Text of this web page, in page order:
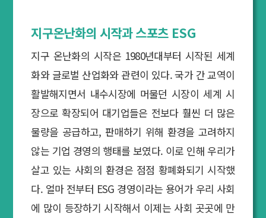
지구온난화의 시작과 스포츠 ESG
지구 온난화의 시작은 1980년대부터 시작된 세계
화와 글로벌 산업화와 관련이 있다. 국가 간 교역이
활발해지면서 내수시장에 머물던 시장이 세계 시
장으로 확장되어 대기업들은 전보다 훨씬 더 많은
물량을 공급하고, 판매하기 위해 환경을 고려하지
않는 기업 경영의 행태를 보였다. 이로 인해 우리가
살고 있는 사회의 환경은 점점 황폐화되기 시작했
다. 얼마 전부터 ESG 경영이라는 용어가 우리 사회
에 많이 등장하기 시작해서 이제는 사회 곳곳에 만